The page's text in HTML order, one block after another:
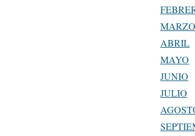
MARZO
ABRIL
MAYO
JUNIO
JULIO